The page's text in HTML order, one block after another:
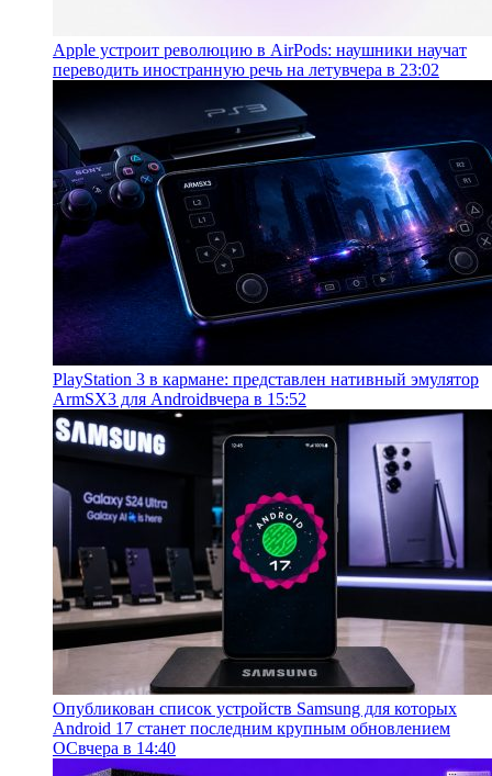
Apple устроит революцию в AirPods: наушники научат
переводить иностранную речь на летувчера в 23:02
PlayStation 3 в кармане: представлен нативный эмулятор
ArmSX3 для Androidвчера в 15:52
Опубликован список устройств Samsung для которых
Android 17 станет последним крупным обновлением
ОСвчера в 14:40